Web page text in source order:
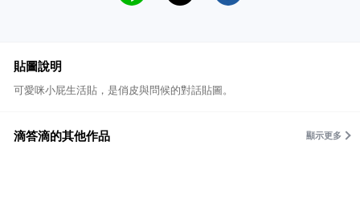
貼圖說明
可愛咪小屁生活貼，是俏皮與問候的對話貼圖。
滴答滴的其他作品 顯示更多